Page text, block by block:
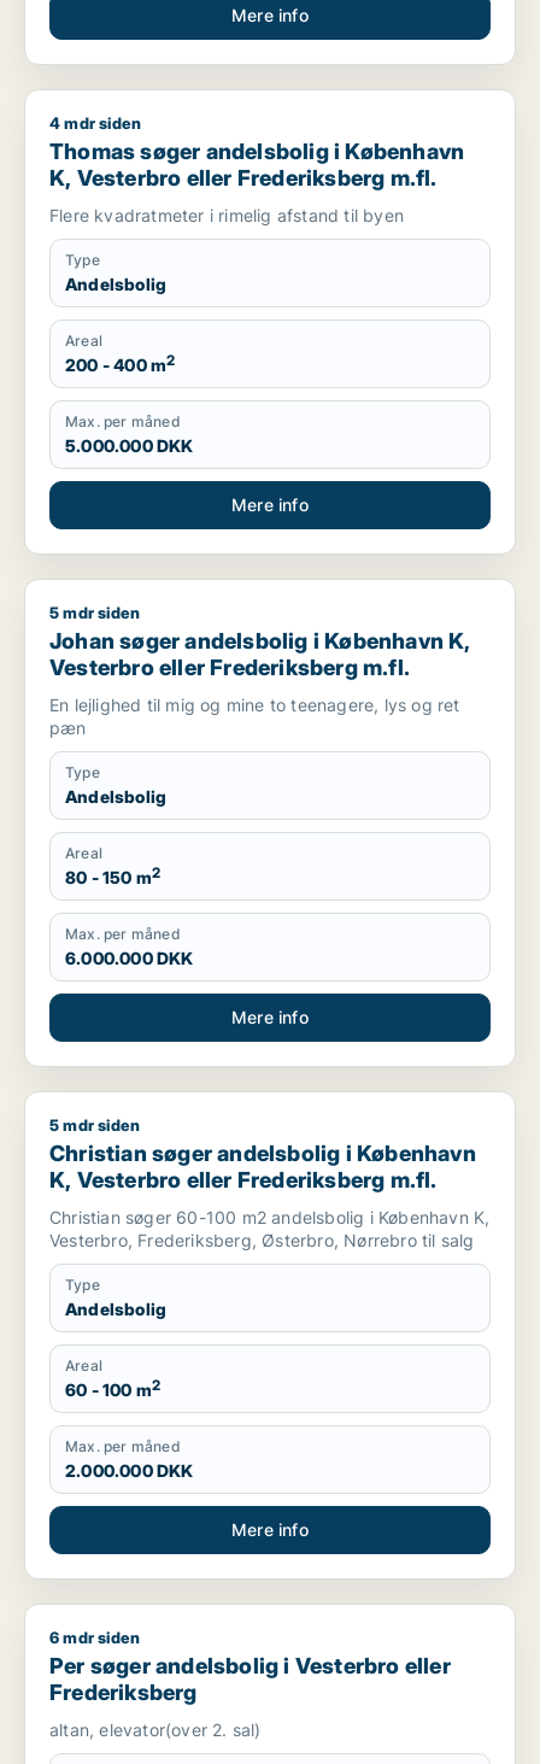
Mere info
Thomas søger andelsbolig i København K, Vesterbro eller
4 mdr siden
Thomas søger andelsbolig i København
K, Vesterbro eller Frederiksberg m.fl.
Flere kvadratmeter i rimelig afstand til byen
Type
Andelsbolig
Areal
200 - 400 m2
Max. per måned
5.000.000 DKK
Mere info
Johan søger andelsbolig i København K, Vesterbro eller
5 mdr siden
Johan søger andelsbolig i København K,
Vesterbro eller Frederiksberg m.fl.
En lejlighed til mig og mine to teenagere, lys og ret
pæn
Type
Andelsbolig
Areal
80 - 150 m2
Max. per måned
6.000.000 DKK
Mere info
Christian søger andelsbolig i København K, Vesterbro eller
5 mdr siden
Christian søger andelsbolig i København
K, Vesterbro eller Frederiksberg m.fl.
Christian søger 60-100 m2 andelsbolig i København K,
Vesterbro, Frederiksberg, Østerbro, Nørrebro til salg
Type
Andelsbolig
Areal
60 - 100 m2
Max. per måned
2.000.000 DKK
Mere info
Per søger andelsbolig i Vesterbro eller Frederiksberg
6 mdr siden
Per søger andelsbolig i Vesterbro eller
Frederiksberg
altan, elevator(over 2. sal)